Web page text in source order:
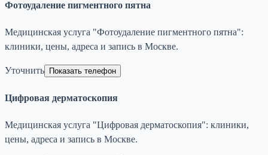
Фотоудаление пигментного пятна
Медицинская услуга "Фотоудаление пигментного пятна":
клиники, цены, адреса и запись в Москве.
Уточнить Показать телефон
Цифровая дерматоскопия
Медицинская услуга "Цифровая дерматоскопия": клиники,
цены, адреса и запись в Москве.